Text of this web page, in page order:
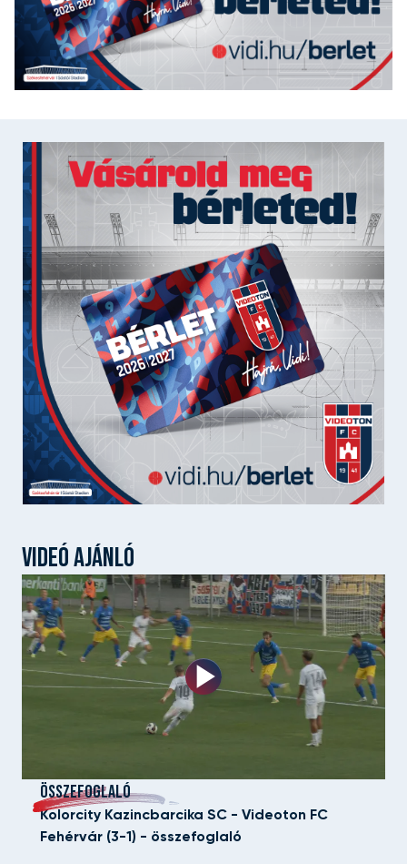
VIDEÓ AJÁNLÓ
ÖSSZEFOGLALÓ
Kolorcity Kazincbarcika SC - Videoton FC
Fehérvár (3-1) - összefoglaló